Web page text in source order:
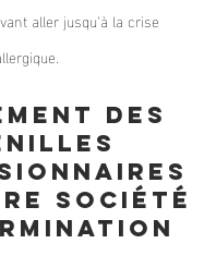
aller jusqu'à la crise
des
société
N